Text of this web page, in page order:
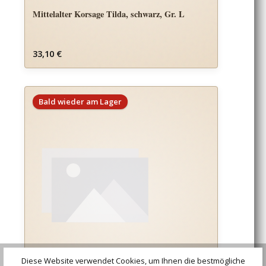
Mittelalter Korsage Tilda, schwarz, Gr. L
Regulärer Preis:
33,10 €
Bald wieder am Lager
Diese Website verwendet Cookies, um Ihnen die bestmögliche